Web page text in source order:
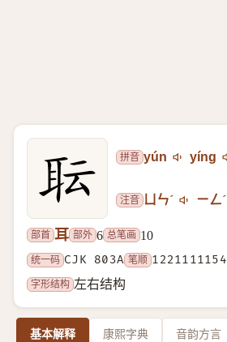
拼音 yún yíng
注音 ㄩㄣˊ ㄧㄥˊ
部首 耳 部外 6 总笔画 10
统一码 CJK 803A 笔顺 1221111154
字形结构 左右结构
基本解释 康熙字典 音韵方言